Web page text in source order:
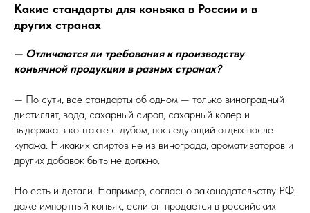
Какие стандарты для коньяка в России и в
других странах
— Отличаются ли требования к производству
коньячной продукции в разных странах?
— По сути, все стандарты об одном — только виноградный
дистиллят, вода, сахарный сироп, сахарный колер и
выдержка в контакте с дубом, последующий отдых после
купажа. Никаких спиртов не из винограда, ароматизаторов и
других добавок быть не должно.
Но есть и детали. Например, согласно законодательству РФ,
даже импортный коньяк, если он продается в российских